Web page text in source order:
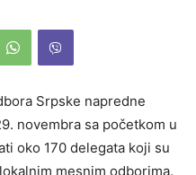
Srpske napredne
novembra sa početkom u
oko 170 delegata koji su
mesnim odborima.